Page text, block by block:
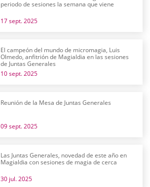
periodo de sesiones la semana que viene
17 sept. 2025
El campeón del mundo de micromagia, Luis
Olmedo, anfitrión de Magialdia en las sesiones
de Juntas Generales
10 sept. 2025
Reunión de la Mesa de Juntas Generales
09 sept. 2025
Las Juntas Generales, novedad de este año en
Magialdia con sesiones de magia de cerca
30 jul. 2025